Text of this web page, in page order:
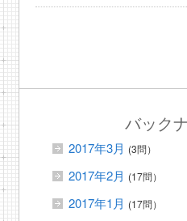
バック
2017年3月 (3問）
2017年2月 (17問）
2017年1月 (17問）